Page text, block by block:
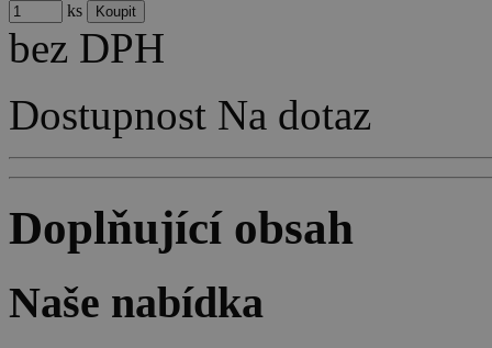
ks
bez DPH
Dostupnost Na dotaz
Doplňující obsah
Naše nabídka